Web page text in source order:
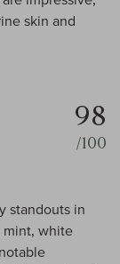
skin and
98
/100
standouts in
mint, white